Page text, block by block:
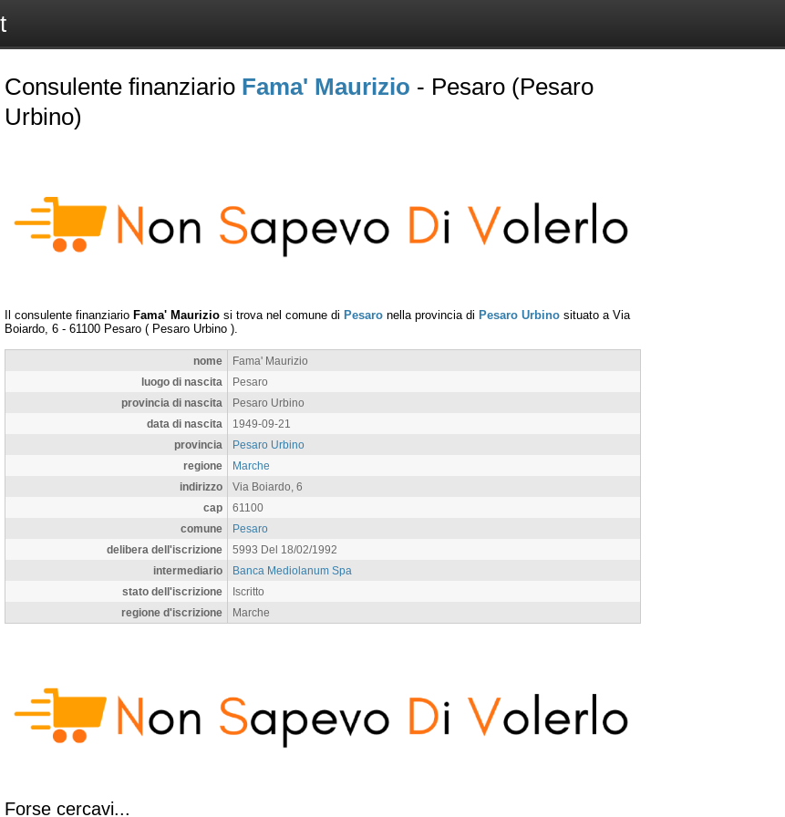
Consulente finanziario Fama' Maurizio - Pesaro (Pesaro
Urbino)
Il consulente finanziario Fama' Maurizio si trova nel comune di Pesaro nella provincia di Pesaro Urbino situato a Via
Boiardo, 6 - 61100 Pesaro ( Pesaro Urbino ).
nome
Fama' Maurizio
luogo di nascita
Pesaro
provincia di nascita
Pesaro Urbino
data di nascita
1949-09-21
provincia
Pesaro Urbino
regione
Marche
indirizzo
Via Boiardo, 6
cap
61100
comune
Pesaro
delibera dell'iscrizione
5993 Del 18/02/1992
intermediario
Banca Mediolanum Spa
stato dell'iscrizione
Iscritto
regione d'iscrizione
Marche
Forse cercavi...